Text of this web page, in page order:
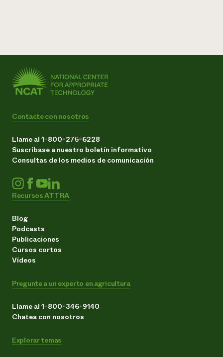
Contacte con nosotros
Llame al 1-800-275-6228
Suscríbase a nuestro boletín informativo
Consultas de los medios de comunicación
Recursos ATTRA
Blog
Podcasts
Publicaciones
Cursos cortos
Vídeos
Pregunte a un experto en agricultura
Llame al 1-800-346-9140
Chatea con nosotros
Explorar temas